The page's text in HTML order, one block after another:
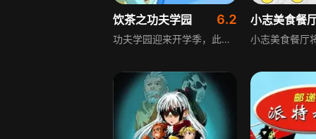
饮茶之功夫学园 6.2
功夫学园迎来开学季，此次新生有些不同。新生娜欧在前往学园途中拾到丘比，丘比一直跟着她，她只好将丘比带到学园，让丘比成为学园最小的学员。这群新生不知天高地厚却精力十足，差点把功夫学园搞得一团乱，小不点丘比总把学园里的东西都试着尝一尝。此外还有急惊风的米可、胆小的玛鲁、爱吃的哈普和哈豆等学员，这些新学员齐聚一堂，发生了一连串搞笑故事，鲜事一箩筐。
小志美食餐